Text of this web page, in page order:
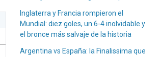
Inglaterra y Francia rompieron el
Mundial: diez goles, un 6-4 inolvidable y
el bronce más salvaje de la historia
Argentina vs España: la Finalissima que